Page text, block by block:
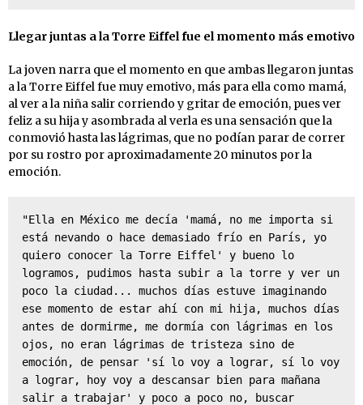
Llegar juntas a la Torre Eiffel fue el momento más emotivo
La joven narra que el momento en que ambas llegaron juntas
a la Torre Eiffel fue muy emotivo, más para ella como mamá,
al ver a la niña salir corriendo y gritar de emoción, pues ver
feliz a su hija y asombrada al verla es una sensación que la
conmovió hasta las lágrimas, que no podían parar de correr
por su rostro por aproximadamente 20 minutos por la
emoción.
"Ella en México me decía 'mamá, no me importa si
está nevando o hace demasiado frío en París, yo
quiero conocer la Torre Eiffel' y bueno lo
logramos, pudimos hasta subir a la torre y ver un
poco la ciudad... muchos días estuve imaginando
ese momento de estar ahí con mi hija, muchos días
antes de dormirme, me dormía con lágrimas en los
ojos, no eran lágrimas de tristeza sino de
emoción, de pensar 'sí lo voy a lograr, sí lo voy
a lograr, hoy voy a descansar bien para mañana
salir a trabajar' y poco a poco no, buscar